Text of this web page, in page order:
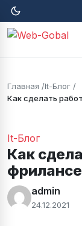
Главная
It-Блог
Как сделать
It-Блог
Как
admin
24.12.2021